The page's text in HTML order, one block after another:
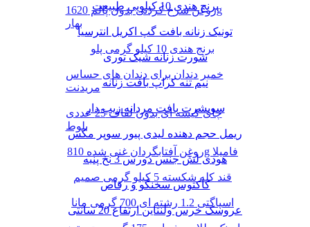
روغن سرخ کردنی بدون پالم 1620g
بهار
برنج هندی 10 کیلو گرمی پلو
خمیر دندان برای دندان های حساس
مریدنت
چای کیسه ای بدون لفاف 25 عددی
بلوط
روغن آفتابگردان غنی شده 810g فامیلا
قند کله شکسته 5 کیلو گرمی صمیم
اسپاگتی 1.2 رشته ای 700 گرمی مانا
برنج هندی 10 کیلویی طبیعت
تونیک زنانه بافت گپ اکریل انترسیا
شورت زنانه شیک توری
نیم تنه کراپ بافت زنانه
سویشرت بافت مردانه زیپ دار
ریمل حجم دهنده لیدی پیور سوپر مکس
هودی لش جنس دورس 3 نخ پنبه
کاکتوس سخنگو و رقاص
عروسک خرس ولنتاین ارتفاع 20 سانتی